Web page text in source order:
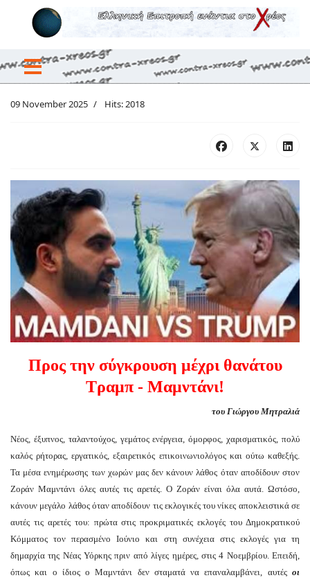
09 November 2025 Hits: 2018
Προς την σύγκρουση μέχρι θανάτου
Τραμπ - Μαμντάνι!
του Γιώργου Μητραλιά
Νέος, έξυπνος, ταλαντούχος, γεμάτος ενέργεια, όμορφος, χαρισματικός, πολύ
καλός ρήτορας, εργατικός, εξαιρετικός επικοινωνιολόγος και ούτω καθεξής.
Τα μέσα ενημέρωσης των χωρών μας δεν κάνουν λάθος όταν αποδίδουν στον
Ζοράν Μαμντάνι όλες αυτές τις αρετές. Ο Ζοράν είναι όλα αυτά. Ωστόσο,
κάνουν μεγάλο λάθος όταν αποδίδουν τις εκλογικές του νίκες αποκλειστικά σε
αυτές τις αρετές του: πρώτα στις προκριματικές εκλογές του Δημοκρατικού
Κόμματος τον περασμένο Ιούνιο και στη συνέχεια στις εκλογές για τη
δημαρχία της Νέας Υόρκης πριν από λίγες ημέρες, στις 4 Νοεμβρίου. Επειδή,
όπως και ο ίδιος ο Μαμντάνι δεν σταματά να επαναλαμβάνει, αυτές οι